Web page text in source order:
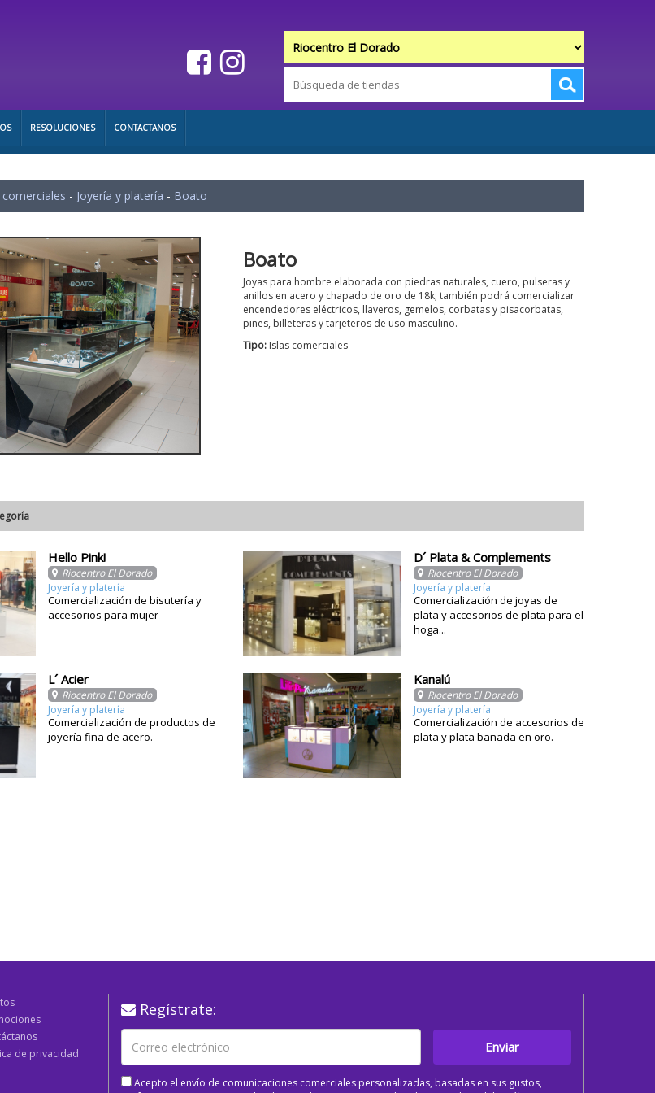
RESOLUCIONES CONTACTANOS
- Joyería y platería - Boato
Boato
Joyas para hombre elaborada con piedras naturales, cuero, pulseras y
anillos en acero y chapado de oro de 18k; también podrá comercializar
encendedores eléctricos, llaveros, gemelos, corbatas y pisacorbatas,
pines, billeteras y tarjeteros de uso masculino.
Tipo: Islas comerciales
Hello Pink!
Riocentro El Dorado
Joyería y platería
Comercialización de bisutería y
accesorios para mujer
D´ Plata & Complements
Riocentro El Dorado
Joyería y platería
Comercialización de joyas de
plata y accesorios de plata para el
hoga...
L´ Acier
Riocentro El Dorado
Joyería y platería
Comercialización de productos de
joyería fina de acero.
Kanalú
Riocentro El Dorado
Joyería y platería
Comercialización de accesorios de
plata y plata bañada en oro.
de privacidad
Regístrate:
Enviar
Acepto el envío de comunicaciones comerciales personalizadas, basadas en sus gustos,